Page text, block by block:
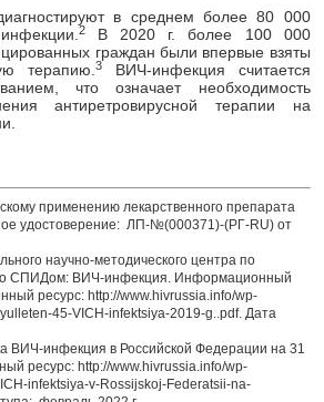
в среднем более 80 000
2
В 2020 г. более 100 000
граждан были впервые взяты
терапию.3ВИЧ-инфекция считается
что означает необходимость
антиретровирусной терапии на
применению лекарственного препарата
удостоверение: ЛП-№(000371)-(РГ-RU) от
научно-методического центра по
СПИДом: ВИЧ-инфекция. Информационный
ресурс: http://www.hivrussia.info/wp-
45-VICH-infektsiya-2019-g..pdf. Дата
ВИЧ-инфекция в Российской Федерации на 31
ресурс: http://www.hivrussia.info/wp-
infektsiya-v-Rossijskoj-Federatsii-na-